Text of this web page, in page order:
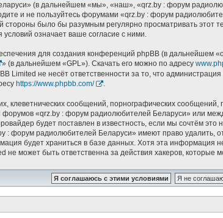
(в дальнейшем «мы», «наш», «qrz.by : форум
и не пользуйтесь форумами «qrz.by : форум
стороны было бы разумным регулярно просматривать этот
означает ваше согласие с ними.
для создания конференций phpBB (в дальнейшем
» (в дальнейшем «GPL»). Скачать его можно по адресу
Limited не несёт ответственности за то, что
https://www.phpbb.com/ .
клеветнических сообщений, порнографических
форумов «qrz.by : форум радиолюбителей Беларуси» или
будет поставлен в известность, если мы сочтём
: форум радиолюбителей Беларуси» имеют право удалить,
будет храниться в базе данных. Хотя эта
может быть ответственна за действия хакеров, которые